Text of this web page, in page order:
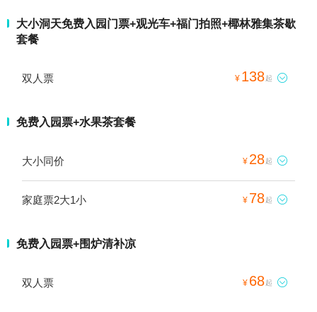
大小洞天免费入园门票+观光车+福门拍照+椰林雅集茶歇
套餐
双人票 ¥ 138起 
免费入园票+水果茶套餐
大小同价 ¥ 28起 
家庭票2大1小 ¥ 78起 
免费入园票+围炉清补凉
双人票 ¥ 68起 